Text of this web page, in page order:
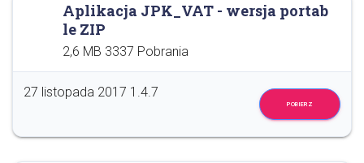
Aplikacja JPK_VAT - wersja portab
le ZIP
2,6 MB 3337 Pobrania
27 listopada 2017 1.4.7
POBIERZ